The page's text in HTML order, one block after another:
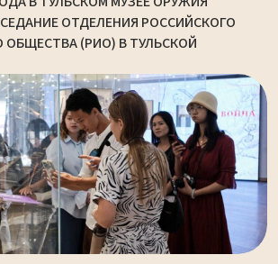
ОТДЕЛЕНИЯ РОССИЙСКОГО
ОБЩЕСТВА (РИО) В ТУЛЬСКОЙ